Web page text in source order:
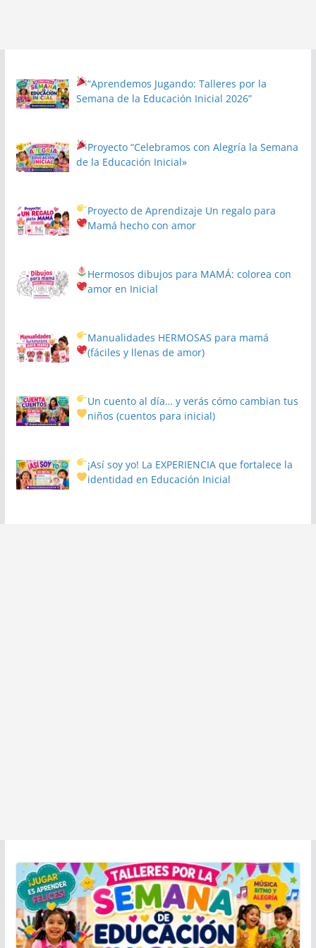
“Aprendemos Jugando: Talleres por la
Semana de la Educación Inicial 2026”
Proyecto“Celebramos con Alegría la Semana
de la Educación Inicial»
Proyecto de Aprendizaje Un regalo para
Mamá hecho con amor
Hermosos dibujos para MAMÁ: colorea con
amor en Inicial
Manualidades HERMOSAS para mamá
(fáciles y llenas de amor)
Un cuento al día… y verás cómo cambian tus
niños(cuentos para inicial)
¡Así soy yo! La EXPERIENCIA que fortalece la
identidad en Educación Inicial